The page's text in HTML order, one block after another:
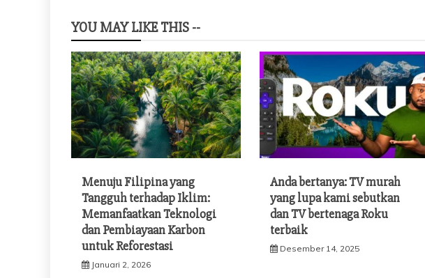
YOU MAY LIKE THIS --
Menuju Filipina yang
Tangguh terhadap Iklim:
Memanfaatkan Teknologi
dan Pembiayaan Karbon
untuk Reforestasi
Januari 2, 2026
Anda bertanya: TV murah
yang lupa kami sebutkan
dan TV bertenaga Roku
terbaik
Desember 14, 2025